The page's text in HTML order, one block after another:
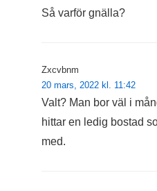
Så varför gnälla?
Zxcvbnm
20 mars, 2022 kl. 11:42
Valt? Man bor väl i
hittar en ledig bostad
med.